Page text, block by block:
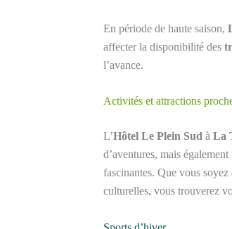
En période de haute saison,
affecter la disponibilité des
l’avance.
Activités et attractions
L’Hôtel Le Plein Sud à La
d’aventures, mais
fascinantes. Que vous soyez
culturelles, vous trouverez